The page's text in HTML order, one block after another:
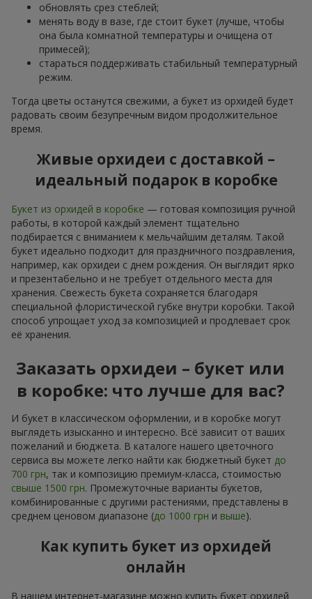
обновлять срез стеблей;
менять воду в вазе, где стоит букет (лучше, чтобы
она была комнатной температуры и очищена от
примесей);
стараться поддерживать стабильный температурный
режим.
Тогда цветы останутся свежими, а букет из орхидей будет
радовать своим безупречным видом продолжительное
время.
Живые орхидеи с доставкой –
идеальный подарок в коробке
Букет из орхидей в коробке — готовая композиция ручной
работы, в которой каждый элемент тщательно
подбирается с вниманием к мельчайшим деталям. Такой
букет идеально подходит для праздничного поздравления,
например, как орхидеи с днем рождения. Он выглядит ярко
и презентабельно и не требует отдельного места для
хранения. Свежесть букета сохраняется благодаря
специальной флористической губке внутри коробки. Такой
способ упрощает уход за композицией и продлевает срок
её хранения.
Заказать орхидеи – букет или
в коробке: что лучше для вас?
И букет в классическом оформлении, и в коробке могут
выглядеть изысканно и интересно. Всё зависит от ваших
пожеланий и бюджета. В каталоге нашего цветочного
сервиса вы можете легко найти как бюджетный букет до
700 грн, так и композицию премиум-класса, стоимостью
свыше 1500 грн. Промежуточные варианты букетов,
комбинированные с другими растениями, представлены в
среднем ценовом диапазоне (до 1000 грн и выше).
Как купить букет из орхидей
онлайн
В нашем интернет-магазине можно купить букет орхидей